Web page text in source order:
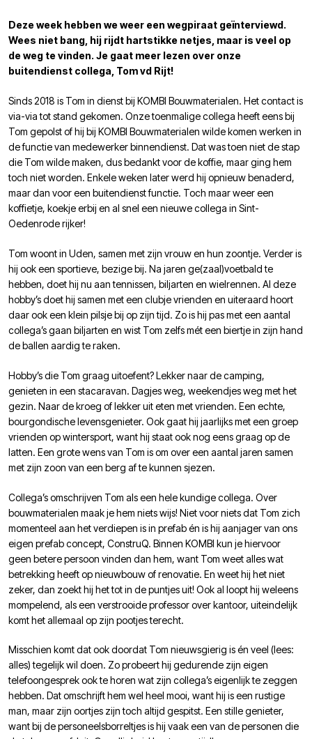
Deze week hebben we weer een wegpiraat geïnterviewd.
Wees niet bang, hij rijdt hartstikke netjes, maar is veel op
de weg te vinden. Je gaat meer lezen over onze
buitendienst collega, Tom vd Rijt!
Sinds 2018 is Tom in dienst bij KOMBI Bouwmaterialen. Het contact is
via-via tot stand gekomen. Onze toenmalige collega heeft eens bij
Tom gepolst of hij bij KOMBI Bouwmaterialen wilde komen werken in
de functie van medewerker binnendienst. Dat was toen niet de stap
die Tom wilde maken, dus bedankt voor de koffie, maar ging hem
toch niet worden. Enkele weken later werd hij opnieuw benaderd,
maar dan voor een buitendienst functie. Toch maar weer een
koffietje, koekje erbij en al snel een nieuwe collega in Sint-
Oedenrode rijker!
Tom woont in Uden, samen met zijn vrouw en hun zoontje. Verder is
hij ook een sportieve, bezige bij. Na jaren ge(zaal)voetbald te
hebben, doet hij nu aan tennissen, biljarten en wielrennen. Al deze
hobby’s doet hij samen met een clubje vrienden en uiteraard hoort
daar ook een klein pilsje bij op zijn tijd. Zo is hij pas met een aantal
collega’s gaan biljarten en wist Tom zelfs mét een biertje in zijn hand
de ballen aardig te raken.
Hobby’s die Tom graag uitoefent? Lekker naar de camping,
genieten in een stacaravan. Dagjes weg, weekendjes weg met het
gezin. Naar de kroeg of lekker uit eten met vrienden. Een echte,
bourgondische levensgenieter. Ook gaat hij jaarlijks met een groep
vrienden op wintersport, want hij staat ook nog eens graag op de
latten. Een grote wens van Tom is om over een aantal jaren samen
met zijn zoon van een berg af te kunnen sjezen.
Collega’s omschrijven Tom als een hele kundige collega. Over
bouwmaterialen maak je hem niets wijs! Niet voor niets dat Tom zich
momenteel aan het verdiepen is in prefab én is hij aanjager van ons
eigen prefab concept, ConstruQ. Binnen KOMBI kun je hiervoor
geen betere persoon vinden dan hem, want Tom weet alles wat
betrekking heeft op nieuwbouw of renovatie. En weet hij het niet
zeker, dan zoekt hij het tot in de puntjes uit! Ook al loopt hij weleens
mompelend, als een verstrooide professor over kantoor, uiteindelijk
komt het allemaal op zijn pootjes terecht.
Misschien komt dat ook doordat Tom nieuwsgierig is én veel (lees:
alles) tegelijk wil doen. Zo probeert hij gedurende zijn eigen
telefoongesprek ook te horen wat zijn collega’s eigenlijk te zeggen
hebben. Dat omschrijft hem wel heel mooi, want hij is een rustige
man, maar zijn oortjes zijn toch altijd gespitst. Een stille genieter,
want bij de personeelsborreltjes is hij vaak een van de personen die